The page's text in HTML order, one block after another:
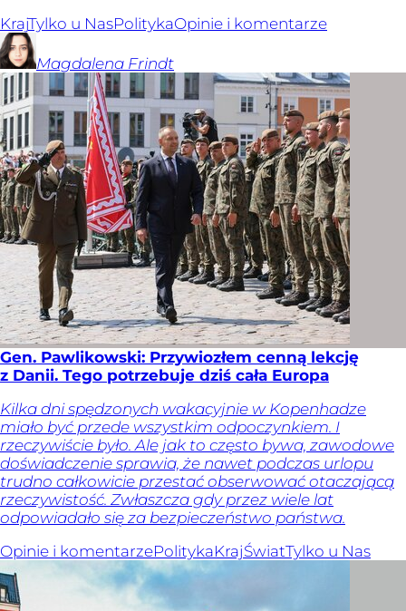
KrajTylko u NasPolitykaOpinie i komentarze
Magdalena Frindt
Gen. Pawlikowski: Przywiozłem cenną lekcję
z Danii. Tego potrzebuje dziś cała Europa
Kilka dni spędzonych wakacyjnie w Kopenhadze
miało być przede wszystkim odpoczynkiem. I
rzeczywiście było. Ale jak to często bywa, zawodowe
doświadczenie sprawia, że nawet podczas urlopu
trudno całkowicie przestać obserwować otaczającą
rzeczywistość. Zwłaszcza gdy przez wiele lat
odpowiadało się za bezpieczeństwo państwa.
Opinie i komentarzePolitykaKrajŚwiatTylko u Nas